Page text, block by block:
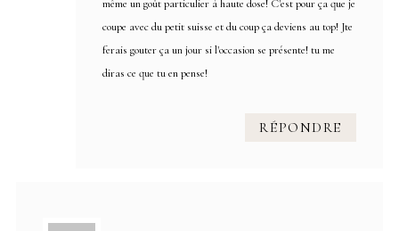
même un goût particulier à haute dose! C'est pour ça que je
coupe avec du petit suisse et du coup ça deviens au top! Jte
ferais gouter ça un jour si l'occasion se présente! tu me
diras ce que tu en pense!
RÉPONDRE